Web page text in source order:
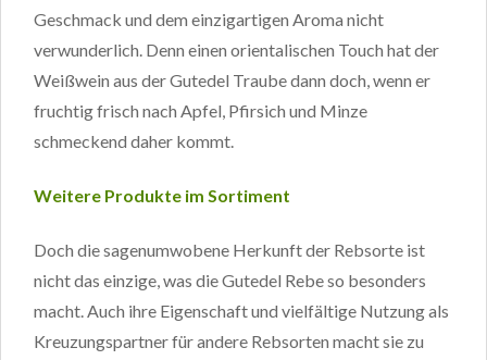
Geschmack und dem einzigartigen Aroma nicht
verwunderlich. Denn einen orientalischen Touch hat der
Weißwein aus der Gutedel Traube dann doch, wenn er
fruchtig frisch nach Apfel, Pfirsich und Minze
schmeckend daher kommt.
Weitere Produkte im Sortiment
Doch die sagenumwobene Herkunft der Rebsorte ist
nicht das einzige, was die Gutedel Rebe so besonders
macht. Auch ihre Eigenschaft und vielfältige Nutzung als
Kreuzungspartner für andere Rebsorten macht sie zu